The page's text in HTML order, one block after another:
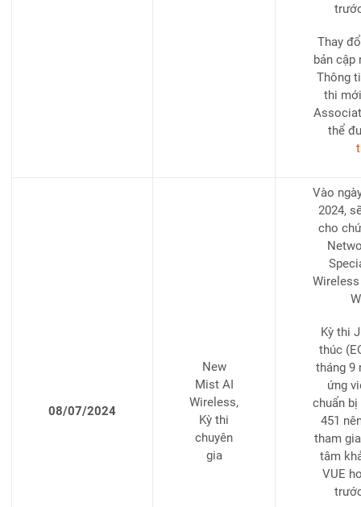
Thay
bản cập
Thông
thi
thể
08/07/2024
New
Mist AI
Wireless,
Kỳ thi
chuyên
gia
Vào
2024,
cho
Kỳ thi
thúc
tháng 9
ứng
chuẩn
451
tham
tâm
VUE